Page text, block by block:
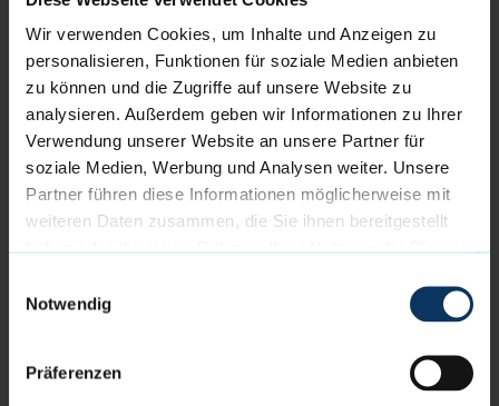
Wir verwenden Cookies, um Inhalte und Anzeigen zu
personalisieren, Funktionen für soziale Medien anbieten
zu können und die Zugriffe auf unsere Website zu
analysieren. Außerdem geben wir Informationen zu Ihrer
Verwendung unserer Website an unsere Partner für
soziale Medien, Werbung und Analysen weiter. Unsere
Partner führen diese Informationen möglicherweise mit
weiteren Daten zusammen, die Sie ihnen bereitgestellt
Notwendig
Präferenzen
Ebenso machten die LIONS auf sich aufmerksam, als
sie letzte Woche überraschend die Verpflichtung von
Ex-Eisbär Maurice Pluskota bekanntgaben, der direkt
im ersten Spiel 10 Punkte und 6 Rebounds aufgelegt
hat.
Tip-Off der Partie ist am Sonntag, dem 10.11.2024,
um 17.30 Uhr
Einen Livestream gibt es wie gewohnt und für beide
Elijah Miller (0), Jake Biss (3), Jordan Samare (4), Nils